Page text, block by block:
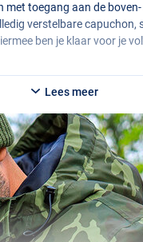
toegang aan de
verstelbare
ben je klaar voor je
Lees meer